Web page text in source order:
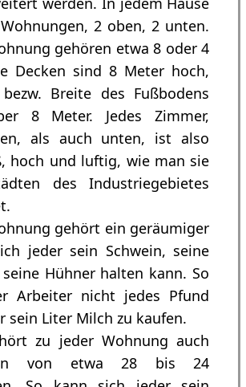
2 oben, 2 unten.
gehören etwa 8 oder 4
Decken sind 8 Meter hoch,
Breite des Fußbodens
8 Meter. Jedes Zimmer,
als auch unten, ist also
hoch und luftig, wie man sie
des Industriegebietes
gehört ein geräumiger
jeder sein Schwein, seine
Hühner halten kann. So
Arbeiter nicht jedes Pfund
sein Liter Milch zu kaufen.
zu jeder Wohnung auch
von etwa 28 bis 24